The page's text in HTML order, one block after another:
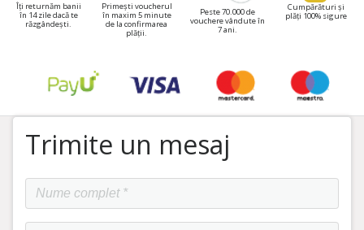
Îți returnăm banii
în 14 zile dacă te
răzgândești.
Primești voucherul
în maxim 5 minute
de la confirmarea
plății.
Peste 70.000 de
vouchere vândute în
7 ani.
Cumpărături și
plăți 100% sigure
Trimite un mesaj